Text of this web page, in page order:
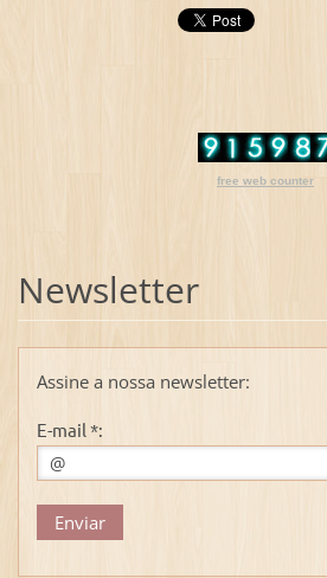
free web counter
Newsletter
Assine a nossa newsletter:
E-mail *: